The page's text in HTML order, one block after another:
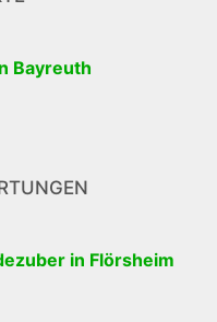
Bayreuth
in Flörsheim